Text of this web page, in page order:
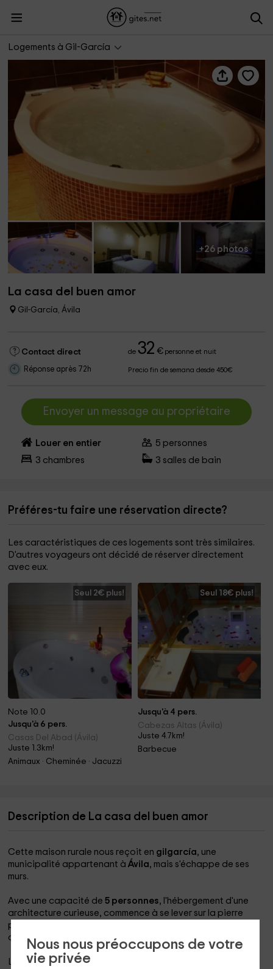
Nous nous préoccupons de votre
vie privée
Logements à Gil-García
+26 photos
La casa del buen amor
Gil-García, Ávila
Contact direct de32 €personne et nuit
Réponse après 72h Precio fin de semana desde 450€
Envoyer un message au propriétaire
Louer en entier 5 personnes
3 chambres 3 salles de bain
Préféres-tu faire une réservation directe?
Les caractéristiques de ces logements sont très similaires.
D'autres voyageurs ont décidé de réserver directement
avec eux.
Seul 2€ plus!
Note 10.0
Jusqu'à 6 pers.
Casas Del Abad (Ávila)
Juste 1.3km!
Animaux · Cheminée · Jacuzzi
Seul 18€ plus!
Jusqu'à 4 pers.
Cabezas Altas (Ávila)
Juste 4.7km!
Barbecue
Description de La casa del buen amor
Cette maison rurale nous reçoit en gilgarcía, une
municipalité appartenant àÁvila, mais s'échappe de ses
murs.
Avec une capacité de5 personnes, l'hébergement d'une
architecture curieuse, commence à se lever sur la pierre
pour acquérir une hauteur totale de
chevauche sur ses maisons voisines.
La propriété, contrairement à ce que vous pouvez penser